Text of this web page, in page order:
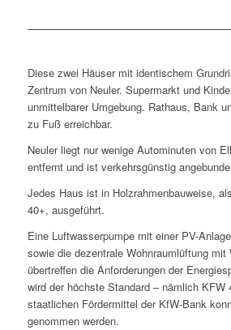
Diese zwei Häuser mit identischem
Zentrum von Neuler. Supermarkt und
unmittelbarer Umgebung. Rathaus, Bank
zu Fuß erreichbar.
Neuler liegt nur wenige Autominuten von
entfernt und ist verkehrsgünstig
Jedes Haus ist in Holzrahmenbauweise,
40+, ausgeführt.
Eine Luftwasserpumpe mit einer PV-
sowie die dezentrale Wohnraumlüftung mit
übertreffen die Anforderungen der
wird der höchste Standard – nämlich KFW
staatlichen Fördermittel der KfW-Bank
genommen werden.